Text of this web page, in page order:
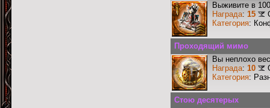
Выживите в
Награда: 15
Категория:
Проходящий мимо
Вы неплохо
Награда: 10
Категория:
Стою десятерых